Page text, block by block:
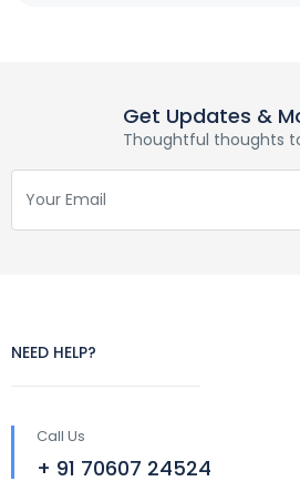
Get Updates &
Thoughtful thoughts
NEED HELP?
Call Us
+ 91 70607 24524